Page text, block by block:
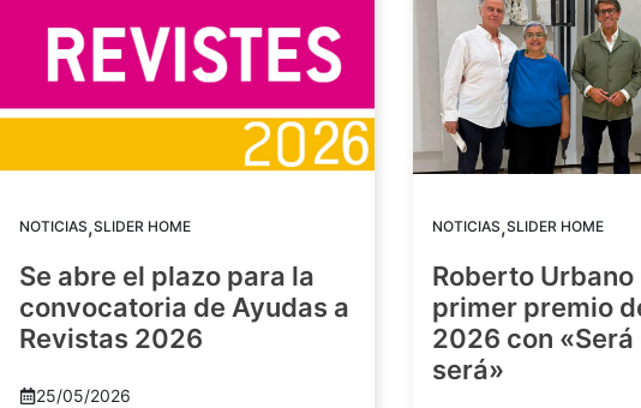
NOTICIAS,SLIDER HOME
Se abre el plazo para la
convocatoria de Ayudas a
Revistas 2026
25/05/2026
NOTICIAS,SLIDER HOME
Roberto Urbano
primer premio
2026 con «Será
será»